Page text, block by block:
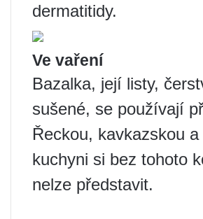
dermatitidy.
Ve vaření
Bazalka, její listy,
sušené, se používají
Řeckou, kavkazskou
kuchyni si bez tohoto
nelze představit.